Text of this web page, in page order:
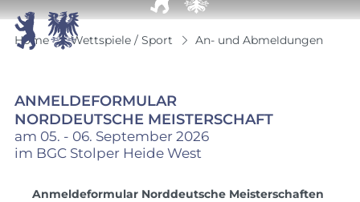
Home Wettspiele / Sport An- und Abmeldungen
ANMELDEFORMULAR
NORDDEUTSCHE MEISTERSCHAFT
am 05. - 06. September 2026
im BGC Stolper Heide West
Anmeldeformular Norddeutsche Meisterschaften